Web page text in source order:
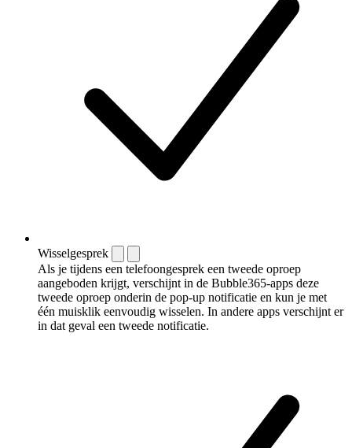
Wisselgesprek
Als je tijdens een telefoongesprek een tweede oproep
aangeboden krijgt, verschijnt in de Bubble365-apps deze
tweede oproep onderin de pop-up notificatie en kun je met
één muisklik eenvoudig wisselen. In andere apps verschijnt er
in dat geval een tweede notificatie.